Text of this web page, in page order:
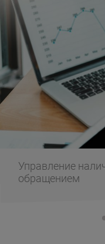
Управление
обращением